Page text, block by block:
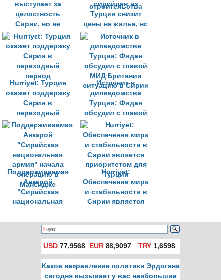
выступает за
целостность
Сирии, но не
потерпит
терроризма
сирийцев из
Турции снизит
цены на жилье, но
увеличит
стоимость
строительства
Hurriyet: Турция
окажет поддержку
Сирии в
переходный
период
Источник в
дипведомстве
Турции: Фидан
обсудил с главой
МИД Британии
ситуацию в Сирии
Поддерживаемая
Анкарой
"Сирийская
национальная
армия" начала
операцию в
Манбидже
Hurriyet:
Обеспечение мира
и стабильности в
Сирии является
Турции
USD 77,9568 EUR 88,9097 TRY1,6598
Какое направление политики Эрдогана
сегодня вызывает у вас наибольшие